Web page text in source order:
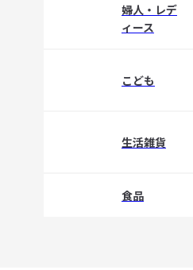
婦人・レデ
ィース
こども
生活雑貨
食品